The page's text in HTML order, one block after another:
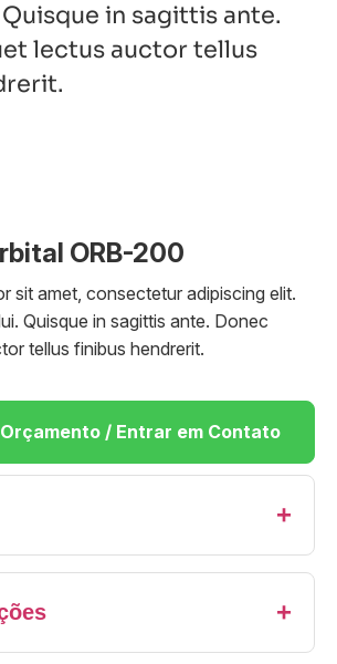
in sagittis ante.
lectus auctor tellus
ORB-200
sit amet, consectetur adipiscing elit.
Quisque in sagittis ante. Donec
tellus finibus hendrerit.
/ Entrar em Contato
dui. Quisque in sagittis ante.